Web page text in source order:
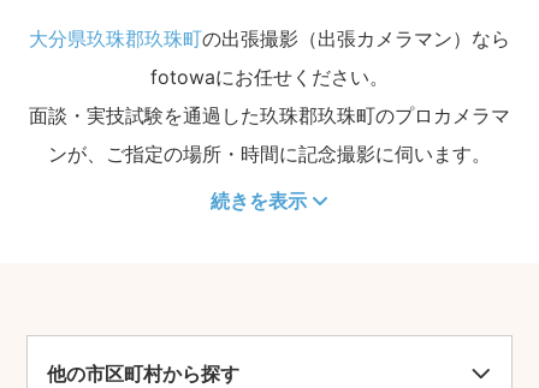
大分県玖珠郡玖珠町の出張撮影（出張カメラマン）なら
fotowaにお任せください。
面談・実技試験を通過した玖珠郡玖珠町のプロカメラマ
ンが、ご指定の場所・時間に記念撮影に伺います。
続きを表示
他の市区町村から探す